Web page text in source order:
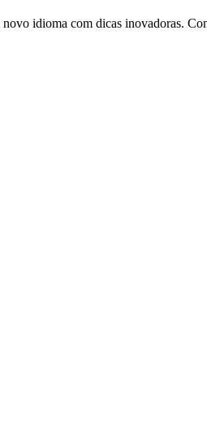
idioma com dicas inovadoras.